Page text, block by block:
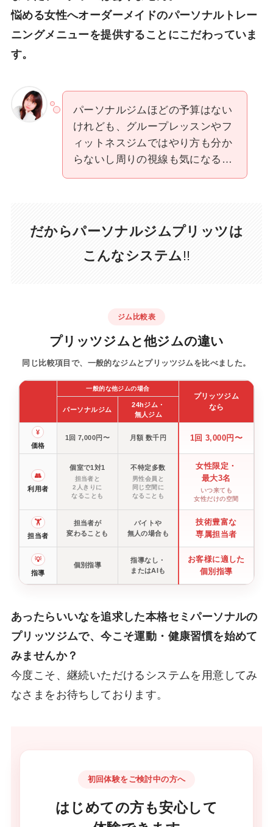
悩める女性へオーダーメイドのパーソナルトレー
ニングメニューを提供することにこだわっていま
す。
パーソナルジムほどの予算はない
けれども、グループレッスンやフ
ィットネスジムではやり方も分か
らないし周りの視線も気になる…
だからパーソナルジムプリッツは
こんなシステム !!
ジム比較表
プリッツジムと他ジムの違い
同じ比較項目で、一般的なジムとプリッツジムを比べました。
一般的な他ジムの場合
プリッツジム
なら
パーソナルジム
24hジム・
無人ジム
¥
価格
1回 7,000円〜 月額 数千円 1回 3,000円〜
👥
利用者
個室で1対1
担当者と
2人きりに
なることも
不特定多数
男性会員と
同じ空間に
なることも
女性限定・
最大3名
いつ来ても
女性だけの空間
🏋️
担当者
担当者が
変わることも
バイトや
無人の場合も
技術豊富な
専属担当者
💡
指導
個別指導
指導なし・
またはAIも
お客様に適した
個別指導
あったらいいなを追求した本格セミパーソナルの
プリッツジムで、今こそ運動・健康習慣を始めて
みませんか？
今度こそ、継続いただけるシステムを用意してみ
なさまをお待ちしております。
初回体験をご検討中の方へ
はじめての方も安心して